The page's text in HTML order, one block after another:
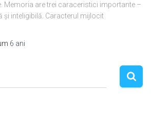
Memoria are trei caraceristici importante –
și inteligibilă. Caracterul mijlocit
6 ani